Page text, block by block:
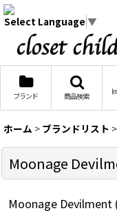
Select Language ▼
ブランド 商品検索
ホーム > ブランドリスト >
Moonage
Moonage Devilment